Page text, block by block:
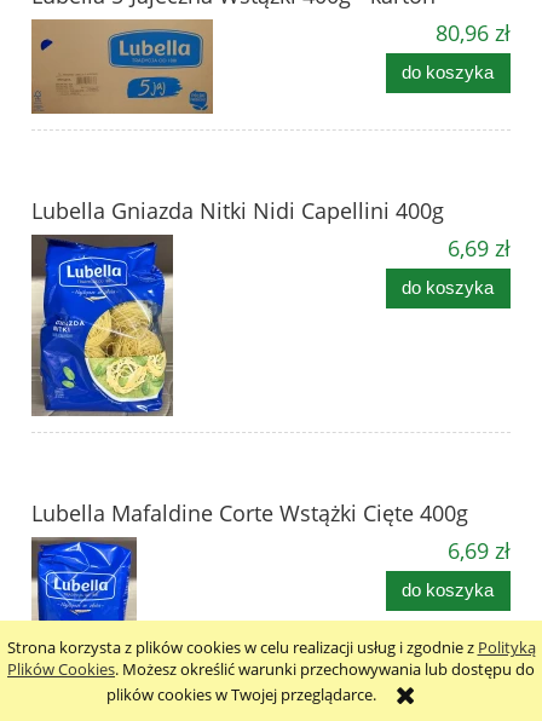
Strona korzysta z plików cookies w celu realizacji usług i zgodnie z Polityką
Plików Cookies. Możesz określić warunki przechowywania lub dostępu do
plików cookies w Twojej przeglądarce.
80,96 zł
do koszyka
Lubella Gniazda Nitki Nidi Capellini 400g
6,69 zł
do koszyka
Lubella Mafaldine Corte Wstążki Cięte 400g
6,69 zł
do koszyka